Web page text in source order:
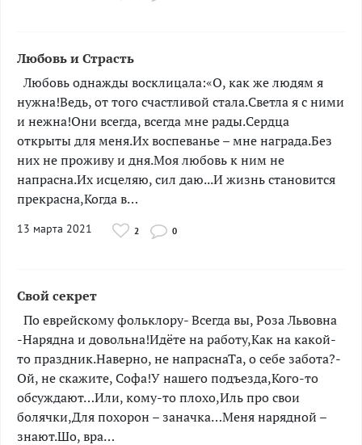
Любовь и Страсть
Любовь однажды восклицала:«О, как же людям я
нужна!Ведь, от того счастливой стала.Светла я с ними
и нежна!Они всегда, всегда мне рады.Сердца
открыты для меня.Их воспеванье – мне награда.Без
них не проживу и дня.Моя любовь к ним не
напрасна.Их исцеляю, сил даю...И жизнь становится
прекрасна,Когда в…
13 марта 2021 2 0
Свой секрет
По еврейскому фольклору- Всегда вы, Роза Львовна
-Нарядна и довольна!Идёте на работу,Как на какой-
то праздник.Наверно, не напраснаТа, о себе забота?-
Ой, не скажите, Софа!У нашего подъезда,Кого-то
обсуждают…Или, кому-то плохо,Иль про свои
болячки,Для похорон – заначка…Меня нарядной –
знают.Шо, вра…